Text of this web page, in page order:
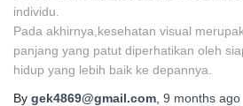
individu.
Pada akhirnya,kesehatan visual
panjang yang patut diperhatikan oleh
hidup yang lebih baik ke depannya.
By gek4869@gmail.com 9 months ago